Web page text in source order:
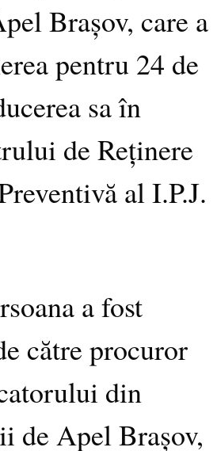
Brașov, care a
pentru 24 de
sa în
de Reținere
al I.P.J.
a fost
către procuror
din
de Apel Brașov,